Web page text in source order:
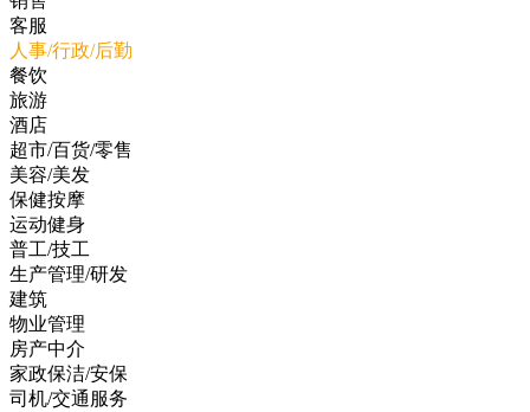
客服
人事/行政/后勤
餐饮
旅游
酒店
超市/百货/零售
美容/美发
保健按摩
运动健身
普工/技工
生产管理/研发
建筑
物业管理
房产中介
家政保洁/安保
司机/交通服务